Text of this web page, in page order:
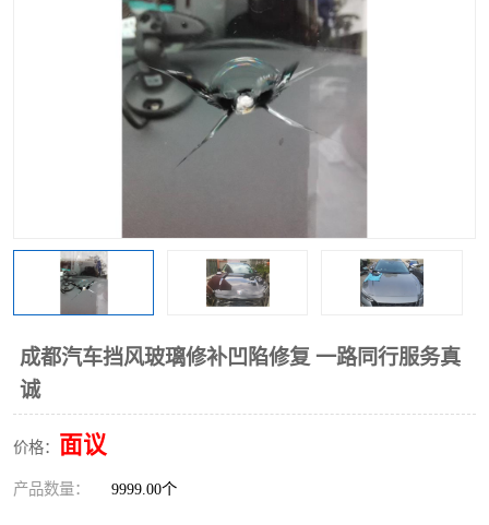
成都汽车挡风玻璃修补凹陷修复 一路同行服务真
诚
价格： 面议
产品数量： 9999.00个